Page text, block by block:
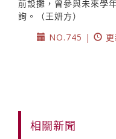
前設攤，曾參與未來學
詢。（王妍方）
NO.745 |
相關新聞